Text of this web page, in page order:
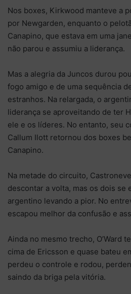
Nos boxes, Kirkwood manteve a
por Newgarden, enquanto o
Canapino, que estava em uma
não parou e assumiu a liderança.
Mas a alegria da Juncos durou
fogo amigo e de uma sequência
estranhos. Na relargada, o
liderança se aproveitando de ter
ele e os líderes. No entanto, seu
Callum Ilott retornou dos boxes
Canapino.
Na metade do circuito,
descontar a volta, mas os dois se
argentino levando a pior. No
escapou melhor da confusão e
Ainda no mesmo trecho, O’Ward
cima de Ericsson e quase bateu
perdeu o controle e rodou,
saindo da briga pela vitória.